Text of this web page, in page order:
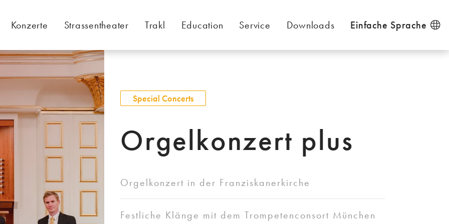
Konzerte Strassentheater Trakl Education Service Downloads Einfache Sprache
Special Concerts
Orgelkonzert plus
Orgelkonzert in der Franziskanerkirche
Festliche Klänge mit dem Trompetenconsort München